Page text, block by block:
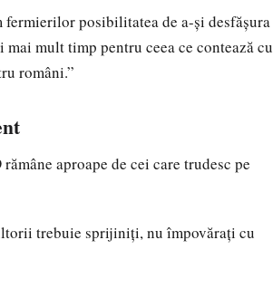
posibilitatea de a-și desfășura
mult timp pentru ceea ce contează cu
români.”
aproape de cei care trudesc pe
trebuie sprijiniți, nu împovărați cu